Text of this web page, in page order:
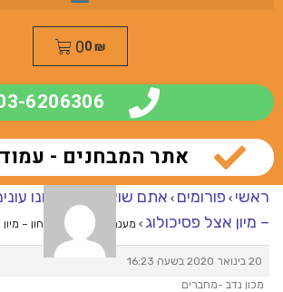
0₪
0
6206306
אתר המבחנים -
ראשי › פורומים › אתם שואלים – אנחנו
– מיון אצל פסיכולוג › מענה ל־משרד הביטחון – מיון
20 בינואר 2020 בשעה 16:23
מכון נדב -מחברים